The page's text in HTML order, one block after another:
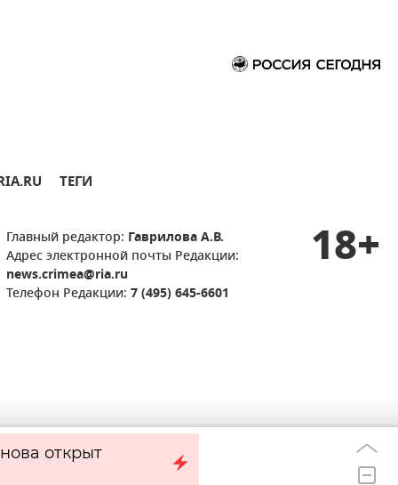
ТЕГИ
Главный редактор: Гаврилова А.В.
Адрес электронной почты Редакции:
news.crimea@ria.ru
Телефон Редакции: 7 (495) 645-6601
18+
открыт
Севастополь
за день -